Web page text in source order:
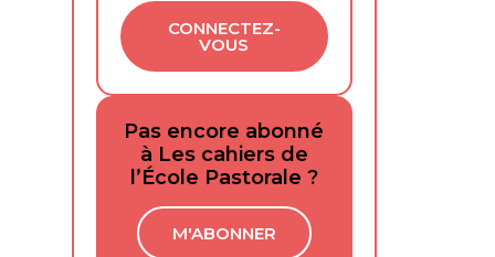
CONNECTEZ-
VOUS
Pas encore abonné
à Les cahiers de
l’École Pastorale ?
M'ABONNER